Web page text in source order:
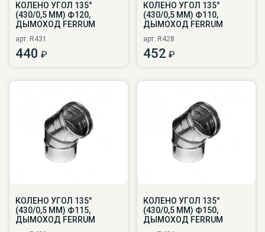
КОЛЕНО УГОЛ 135°
(430/0,5 ММ) Ф120,
ДЫМОХОД FERRUM
арт. R431
440 ₽
КОЛЕНО УГОЛ 135°
(430/0,5 ММ) Ф110,
ДЫМОХОД FERRUM
арт. R428
452 ₽
КОЛЕНО УГОЛ 135°
(430/0,5 ММ) Ф115,
ДЫМОХОД FERRUM
КОЛЕНО УГОЛ 135°
(430/0,5 ММ) Ф150,
ДЫМОХОД FERRUM